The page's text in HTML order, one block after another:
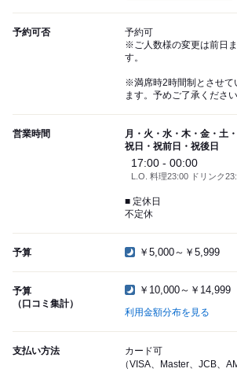
予約可否
予約可
※ご人数様の変更は前日
す。
※満席時2時間制とさせて
ます。予めご了承ください
営業時間
月・火・水・木・金・土
祝日・祝前日・祝後日
17:00 - 00:00
L.O. 料理23:00 ドリンク
■ 定休日
不定休
予算 ￥5,000～￥5,999
予算
（口コミ集計）
￥10,000～￥14,999
利用金額分布を見る
支払い方法
カード可
（VISA、Master、JCB、